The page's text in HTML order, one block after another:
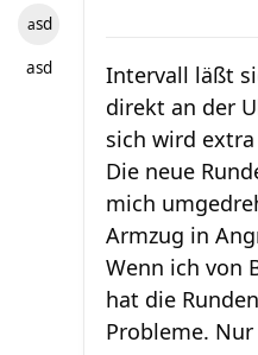
asd
asd
Intervall läßt
direkt an der
sich wird
Die neue
mich
Armzug in
Wenn ich von
hat die
Probleme.